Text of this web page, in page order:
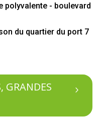
polyvalente - boulevard
du quartier du port 7
GRANDES